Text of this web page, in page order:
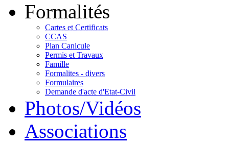
Formalités
Cartes et Certificats
CCAS
Plan Canicule
Permis et Travaux
Famille
Formalites - divers
Formulaires
Demande d'acte d'Etat-Civil
Photos/Vidéos
Associations